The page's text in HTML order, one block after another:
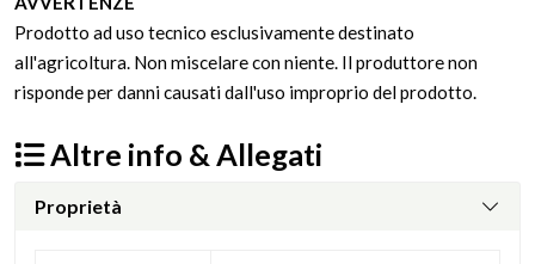
Prodotto ad uso tecnico esclusivamente destinato
all'agricoltura. Non miscelare con niente. Il produttore non
risponde per danni causati dall'uso improprio del prodotto.
Altre info & Allegati
Proprietà